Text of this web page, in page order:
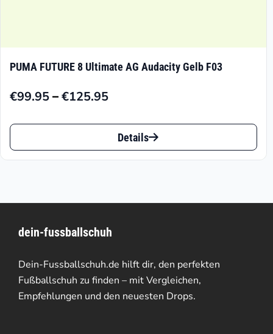
PUMA FUTURE 8 Ultimate AG Audacity Gelb F03
€99.95–€125.95
Preisspanne:
€99.95
€125.95
Dieses
Produkt
auf.
Die
Optionen
können
Details
dein-fussballschuh
Dein-Fussballschuh.de hilft dir, den perfekten
Fußballschuh zu finden – mit Vergleichen,
Empfehlungen und den neuesten Drops.